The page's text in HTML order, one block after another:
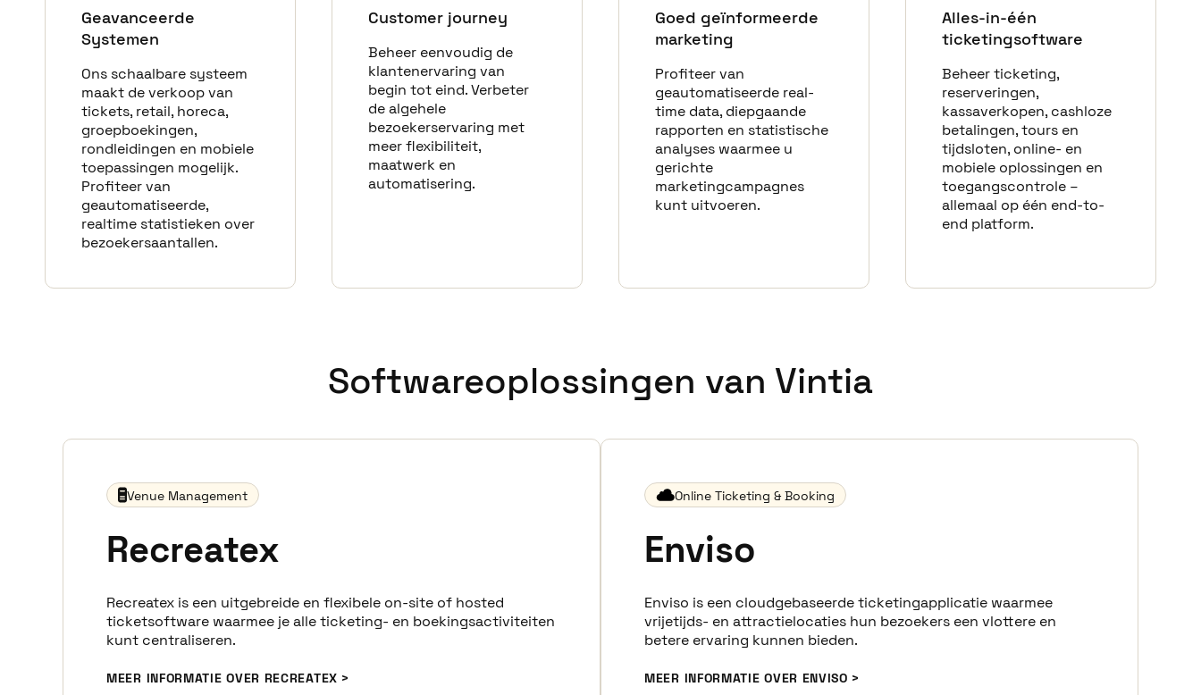
Geavanceerde
Systemen
Ons schaalbare systeem
maakt de verkoop van
tickets, retail, horeca,
groepboekingen,
rondleidingen en mobiele
toepassingen mogelijk.
Profiteer van
geautomatiseerde,
realtime statistieken over
bezoekersaantallen.
Customer journey
Beheer eenvoudig de
klantenervaring van
begin tot eind. Verbeter
de algehele
bezoekerservaring met
meer flexibiliteit,
maatwerk en
automatisering.
Goed geïnformeerde
marketing
Profiteer van
geautomatiseerde real-
time data, diepgaande
rapporten en statistische
analyses waarmee u
gerichte
marketingcampagnes
kunt uitvoeren.
Alles-in-één
ticketingsoftware
Beheer ticketing,
reserveringen,
kassaverkopen, cashloze
betalingen, tours en
tijdsloten, online- en
mobiele oplossingen en
toegangscontrole –
allemaal op één end-to-
end platform.
Softwareoplossingen van Vintia
Venue Management
Recreatex
Recreatex is een uitgebreide en flexibele on-site of hosted
ticketsoftware waarmee je alle ticketing- en boekingsactiviteiten
kunt centraliseren.
MEER INFORMATIE OVER RECREATEX
Online Ticketing & Booking
Enviso
Enviso is een cloudgebaseerde ticketingapplicatie waarmee
vrijetijds- en attractielocaties hun bezoekers een vlottere en
betere ervaring kunnen bieden.
MEER INFORMATIE OVER ENVISO